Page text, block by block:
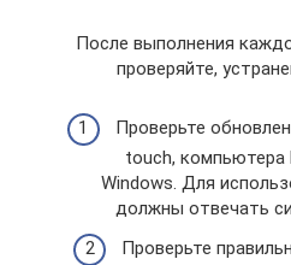
После выполнения
проверяйте,
Проверьте
touch, компьютера
Windows. Для
должны отвечать
Проверьте